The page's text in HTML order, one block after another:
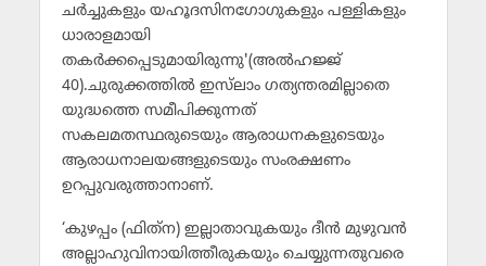
ചര്‍ച്ചുകളും യഹൂദസിനഗോഗുകളും പള്ളികളും
ധാരാളമായി
തകര്‍ക്കപ്പെടുമായിരുന്നു'(അല്‍ഹജ്ജ്
40).ചുരുക്കത്തില്‍ ഇസ്‌ലാം ഗത്യന്തരമില്ലാതെ
യുദ്ധത്തെ സമീപിക്കുന്നത്
സകലമതസ്ഥരുടെയും ആരാധനകളുടെയും
ആരാധനാലയങ്ങളുടെയും സംരക്ഷണം
ഉറപ്പുവരുത്താനാണ്.
‘കുഴപ്പം (ഫിത്‌ന) ഇല്ലാതാവുകയും ദീന്‍ മുഴുവന്‍
അല്ലാഹുവിനായിത്തീരുകയും ചെയ്യുന്നതുവരെ